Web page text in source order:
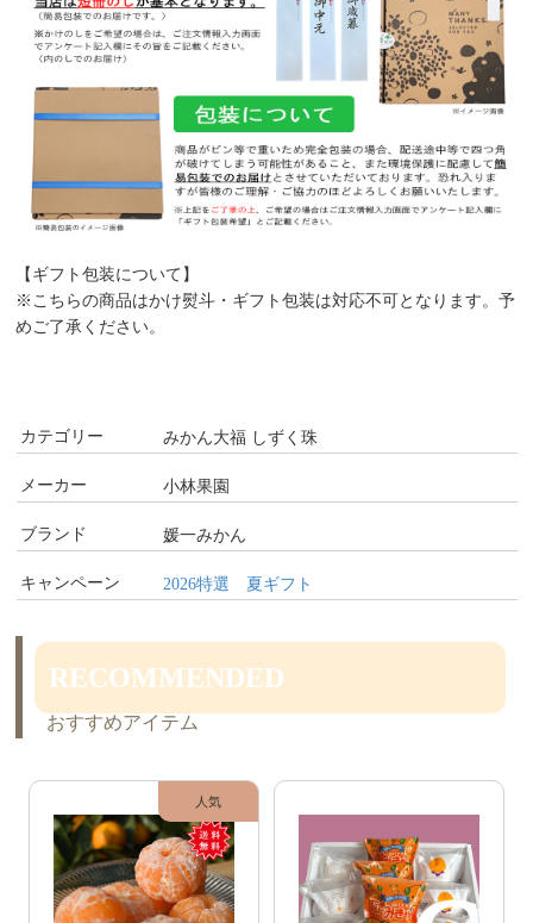
【ギフト包装について】
※こちらの商品はかけ熨斗・ギフト包装は対応不可となります。予
めご了承ください。
カテゴリー みかん大福 しずく珠
メーカー 小林果園
ブランド 媛一みかん
キャンペーン 2026特選 夏ギフト
RECOMMENDED
おすすめアイテム